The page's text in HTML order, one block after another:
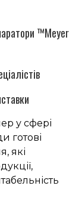
™Meyer
у сфері
готові
які